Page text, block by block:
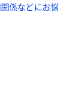
係などにお悩